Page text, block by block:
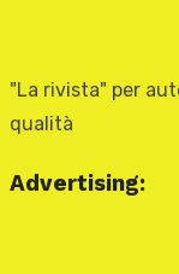
"La rivista" per
qualità
Advertising: